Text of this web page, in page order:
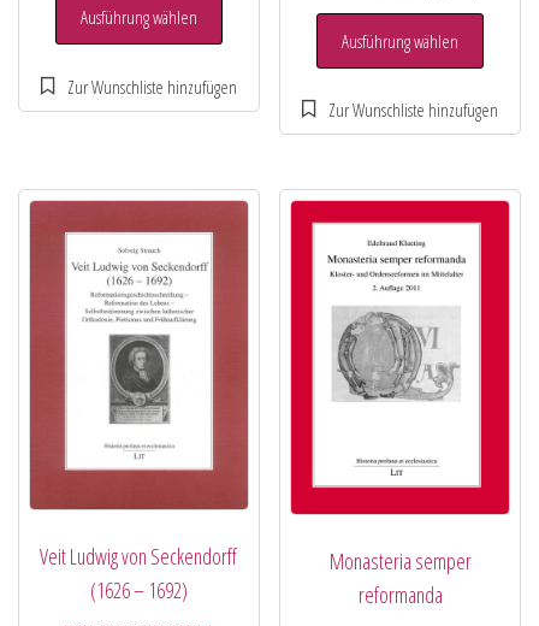
Ausführung wählen
Ausführung wählen
Veit Ludwig von Seckendorff
(1626 – 1692)
Monasteria semper
reformanda